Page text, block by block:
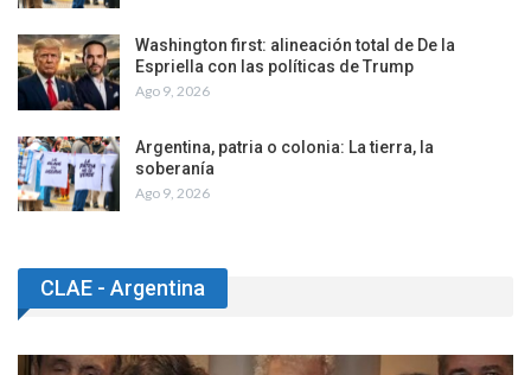
Washington first: alineación total de De la
Espriella con las políticas de Trump
Ago 9, 2026
Argentina, patria o colonia: La tierra, la
soberanía
Ago 9, 2026
CLAE - Argentina